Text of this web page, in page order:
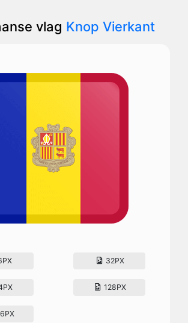
vlag Knop Vierkant
32PX
128PX